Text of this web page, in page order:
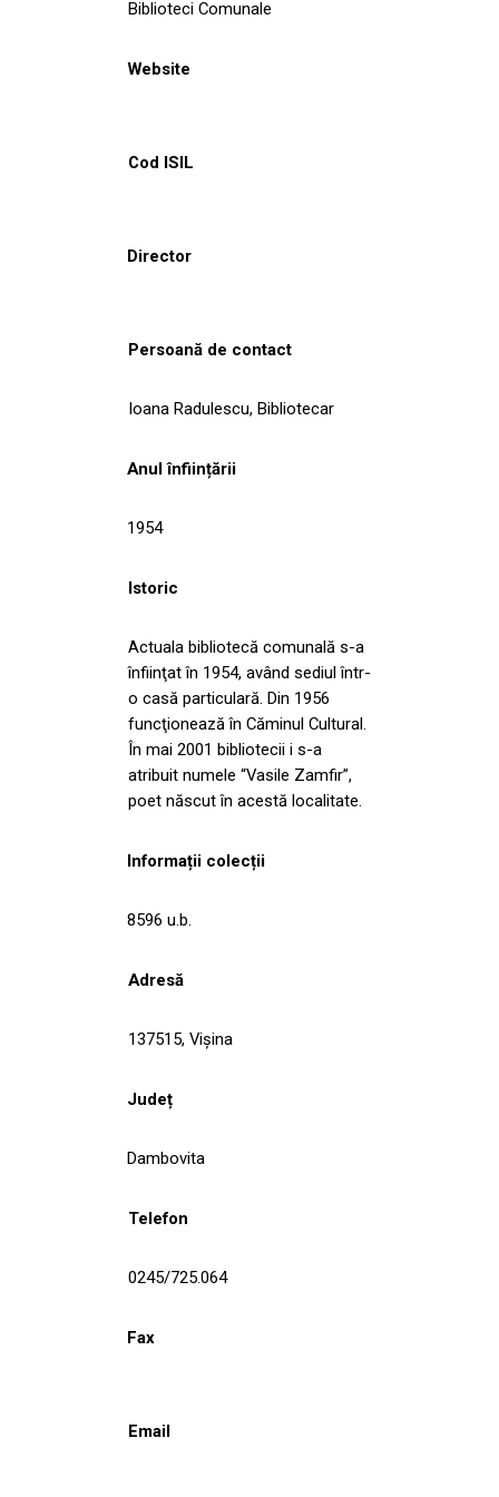
Biblioteci Comunale
Website
Cod ISIL
Director
Persoană de contact
Ioana Radulescu, Bibliotecar
Anul înființării
1954
Istoric
Actuala bibliotecă comunală s-a
înfiinţat în 1954, având sediul într-
o casă particulară. Din 1956
funcţionează în Căminul Cultural.
În mai 2001 bibliotecii i s-a
atribuit numele “Vasile Zamfir”,
poet născut în acestă localitate.
Informații colecții
8596 u.b.
Adresă
137515, Vişina
Județ
Dambovita
Telefon
0245/725.064
Fax
Email